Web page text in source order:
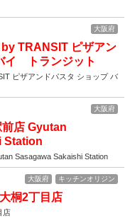
大阪府
TRANSIT ピザアン
イ トランジット
ピザアンドパスタ ショップ バ
大阪府
店 Gyutan
Station
Sasagawa Sakaishi Station
大阪府 キッチンオリジン
桐2丁目店
店